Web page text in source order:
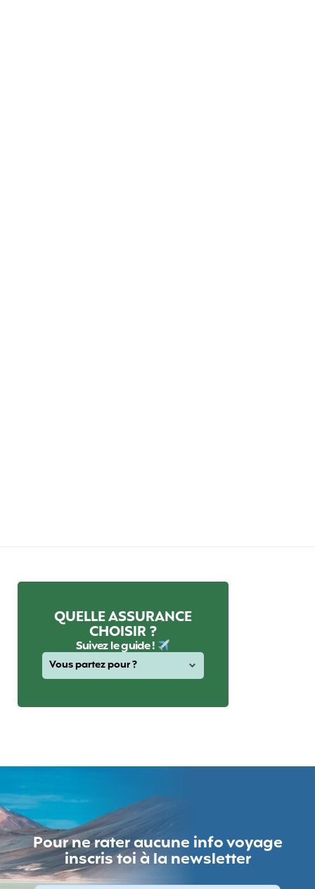
QUELLE ASSURANCE
CHOISIR ?
Suivez le guide !
Pour ne rater aucune info voyage
inscris toi à la newsletter